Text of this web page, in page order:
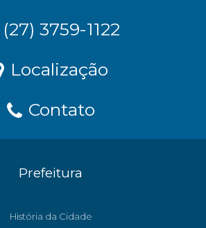
(27) 3759-1122
Localização
Contato
Prefeitura
História da Cidade